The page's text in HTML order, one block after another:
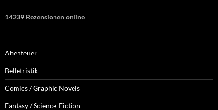
14239 Rezensionen online
Abenteuer
Belletristik
Comics / Graphic Novels
Fantasy / Science-Fiction